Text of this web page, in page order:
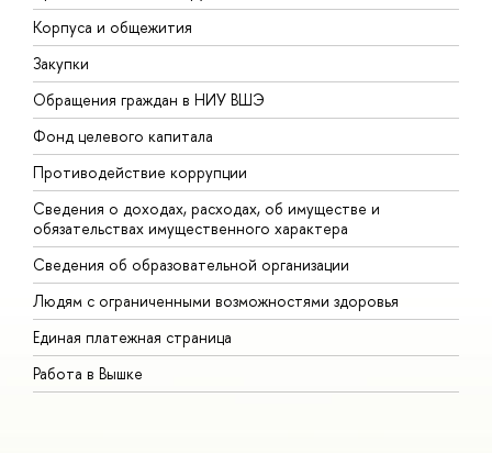
Корпуса и общежития
Закупки
Обращения граждан в НИУ ВШЭ
Фонд целевого капитала
Противодействие коррупции
Сведения о доходах, расходах, об имуществе и
обязательствах имущественного характера
Сведения об образовательной организации
Людям с ограниченными возможностями здоровья
Единая платежная страница
Работа в Вышке